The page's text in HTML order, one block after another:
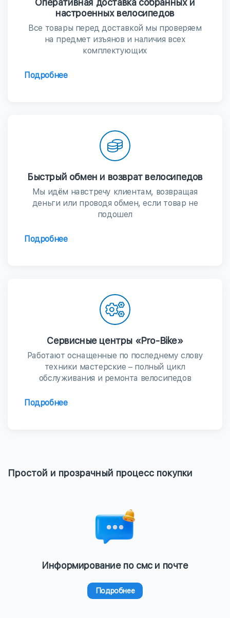
Оперативная доставка собранных и
настроенных велосипедов
Все товары перед доставкой мы проверяем
на предмет изъянов и наличия всех
комплектующих
Подробнее
Быстрый обмен и возврат велосипедов
Мы идём навстречу клиентам, возвращая
деньги или проводя обмен, если товар не
подошел
Подробнее
Сервисные центры «Pro-Bike»
Работают оснащенные по последнему слову
техники мастерские – полный цикл
обслуживания и ремонта велосипедов
Подробнее
Простой и прозрачный процесс покупки
Информирование по смс и почте
Подробнее